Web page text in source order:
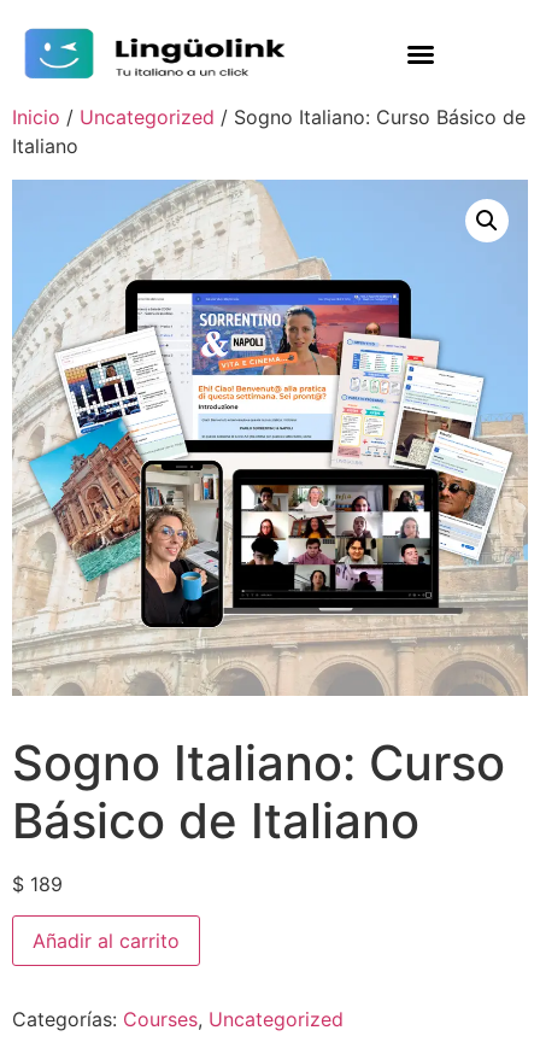
Inicio / Uncategorized / Sogno Italiano: Curso Básico de
Italiano
Sogno Italiano: Curso
Básico de Italiano
$ 189
Añadir al carrito
Categorías: Courses, Uncategorized